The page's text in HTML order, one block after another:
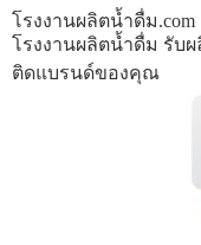
โรงงานผลิตน้ำดื่ม.com
โรงงานผลิตน้ำดื่ม รับ
ติดแบรนด์ของคุณ